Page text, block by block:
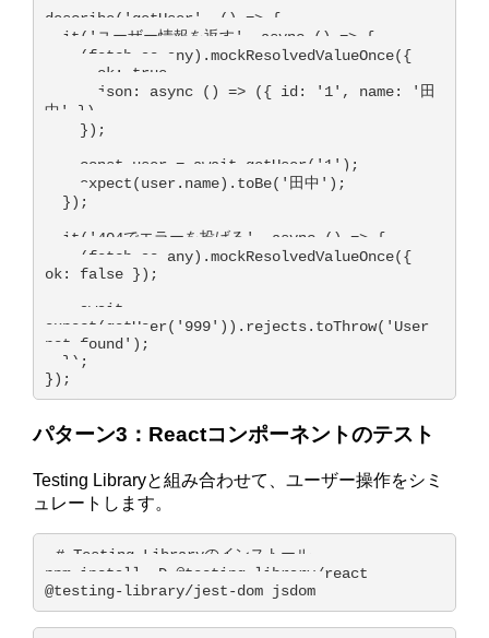
describe('getUser', () => {
中' }),
ok: false });
expect(getUser('999')).rejects.toThrow('User
not found');
});
パターン3：Reactコンポーネントのテスト
Testing Libraryと組み合わせて、ユーザー操作をシミ
ュレートします。
# Testing Libraryのインストール
npm install -D @testing-library/react
@testing-library/jest-dom jsdom